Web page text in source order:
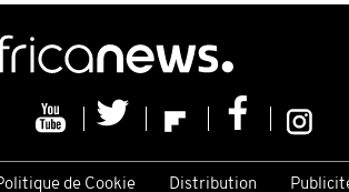
de Cookie Distribution